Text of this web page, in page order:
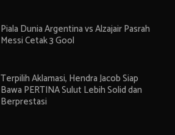
Piala Dunia Argentina vs Alzajair Pasrah
Messi Cetak 3 Gool
Terpilih Aklamasi, Hendra Jacob Siap
Bawa PERTINA Sulut Lebih Solid dan
Berprestasi